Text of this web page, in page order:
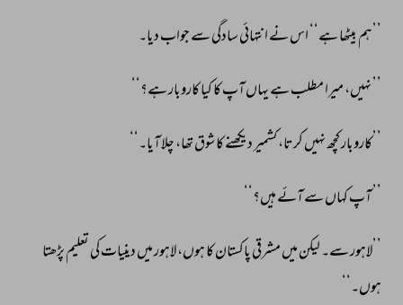
’’ہم بیٹھا ہے‘‘ اس نے انتہائی سادگی سے جواب دیا۔
نہیں، میرا مطلب ہے یہاں آپ کا کیا کاروبار ہے؟‘‘
’’کاروبار کچھ نہیں کرتا، کشمیر دیکھنے کا شوق تھا، چلا آیا۔‘‘
’’ آپ کہاں سے آئے ہیں؟‘‘
’’لاہور سے۔ لیکن میں مشرقی پاکستان کا ہوں، لاہور میں دینیات کی تعلیم پڑھتا
ہوں۔‘‘